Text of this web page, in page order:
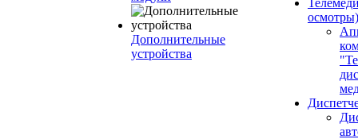
Дополнительные
устройства
осмотры)